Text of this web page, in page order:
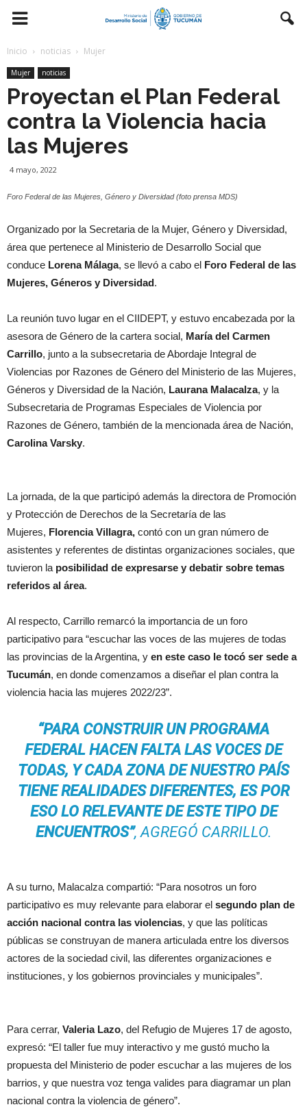
Inicio noticias Mujer
Mujer noticias
Proyectan el Plan Federal
contra la Violencia hacia
las Mujeres
4 mayo, 2022
Foro Federal de las Mujeres, Género y Diversidad (foto prensa MDS)
Organizado por la Secretaria de la Mujer, Género y Diversidad,
área que pertenece al Ministerio de Desarrollo Social que
conduce Lorena Málaga, se llevó a cabo el Foro Federal de las
Mujeres, Géneros y Diversidad.
La reunión tuvo lugar en el CIIDEPT, y estuvo encabezada por la
asesora de Género de la cartera social, María del Carmen
Carrillo, junto a la subsecretaria de Abordaje Integral de
Violencias por Razones de Género del Ministerio de las Mujeres,
Géneros y Diversidad de la Nación, Laurana Malacalza, y la
Subsecretaria de Programas Especiales de Violencia por
Razones de Género, también de la mencionada área de Nación,
Carolina Varsky.
La jornada, de la que participó además la directora de Promoción
y Protección de Derechos de la Secretaría de las
Mujeres, Florencia Villagra, contó con un gran número de
asistentes y referentes de distintas organizaciones sociales, que
tuvieron la posibilidad de expresarse y debatir sobre temas
referidos al área.
Al respecto, Carrillo remarcó la importancia de un foro
participativo para “escuchar las voces de las mujeres de todas
las provincias de la Argentina, y en este caso le tocó ser sede a
Tucumán, en donde comenzamos a diseñar el plan contra la
violencia hacia las mujeres 2022/23”.
“PARA CONSTRUIR UN PROGRAMA
FEDERAL HACEN FALTA LAS VOCES DE
TODAS, Y CADA ZONA DE NUESTRO PAÍS
TIENE REALIDADES DIFERENTES, ES POR
ESO LO RELEVANTE DE ESTE TIPO DE
ENCUENTROS”, AGREGÓ CARRILLO.
A su turno, Malacalza compartió: “Para nosotros un foro
participativo es muy relevante para elaborar el segundo plan de
acción nacional contra las violencias, y que las políticas
públicas se construyan de manera articulada entre los diversos
actores de la sociedad civil, las diferentes organizaciones e
instituciones, y los gobiernos provinciales y municipales”.
Para cerrar, Valeria Lazo, del Refugio de Mujeres 17 de agosto,
expresó: “El taller fue muy interactivo y me gustó mucho la
propuesta del Ministerio de poder escuchar a las mujeres de los
barrios, y que nuestra voz tenga valides para diagramar un plan
nacional contra la violencia de género”.